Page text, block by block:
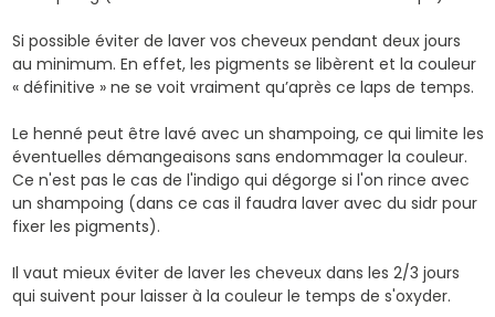
Si possible éviter de laver vos cheveux pendant deux jours
au minimum. En effet, les pigments se libèrent et la couleur
« définitive » ne se voit vraiment qu’après ce laps de temps.
Le henné peut être lavé avec un shampoing, ce qui limite les
éventuelles démangeaisons sans endommager la couleur.
Ce n'est pas le cas de l'indigo qui dégorge si l'on rince avec
un shampoing (dans ce cas il faudra laver avec du sidrpour
fixer les pigments).
Il vaut mieux éviter de laver les cheveux dans les 2/3 jours
qui suivent pour laisser à la couleur le temps de s'oxyder.